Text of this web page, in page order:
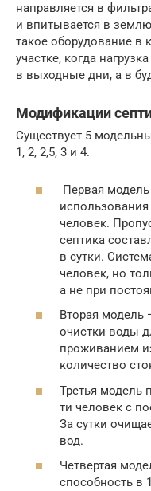
направляется в
и впитывается в
такое оборудование в
участке, когда
в выходные дни, а в
Модификации
Существует 5
1, 2, 2,5, 3 и 4.
Первая модель
человек.
септика
в сутки.
человек, но
а не при
Вторая модель
очистки воды
проживанием
количество
Третья модель
ти человек с
За сутки
вод.
Четвертая
способность в